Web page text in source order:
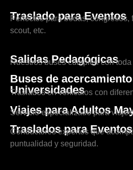
Traslado para Eventos
Perfectos para bodas, congresos,
scout, etc.
Salidas Pedagógicas
Nuestros buses cumplen con
Buses de
Universidades
Traslados en vehículos con
Viajes para Adultos
Servicio especializado para
Traslados para
Conductores expertos que
puntualidad y seguridad.